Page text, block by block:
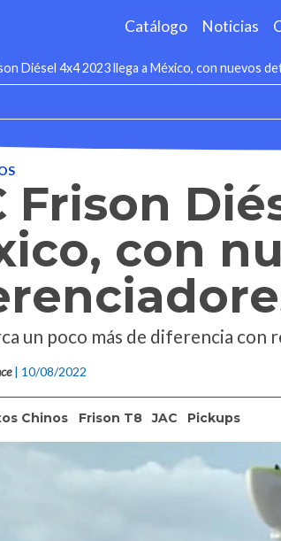
Catálogo Noticias
Diésel 4x4 2023 llega a México, con nuevos
Frison
con
un poco más de diferencia con
| 10/08/2022
Chinos Frison T8 JAC Pickups